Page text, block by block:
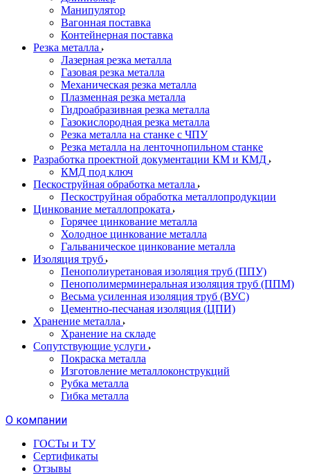
Манипулятор
Вагонная поставка
Контейнерная поставка
Резка металла
Лазерная резка металла
Газовая резка металла
Механическая резка металла
Плазменная резка металла
Гидроабразивная резка металла
Газокислородная резка металла
Резка металла на станке с ЧПУ
Резка металла на ленточнопильном станке
Разработка проектной документации КМ и КМД
КМД под ключ
Пескоструйная обработка металла
Пескоструйная обработка металлопродукции
Цинкование металлопроката
Горячее цинкование металла
Холодное цинкование металла
Гальваническое цинкование металла
Изоляция труб
Пенополиуретановая изоляция труб (ППУ)
Пенополимерминеральная изоляция труб (ППМ)
Весьма усиленная изоляция труб (ВУС)
Цементно-песчаная изоляция (ЦПИ)
Хранение металла
Хранение на складе
Сопутствующие услуги
Покраска металла
Изготовление металлоконструкций
Рубка металла
Гибка металла
О компании
ГОСТы и ТУ
Сертификаты
Отзывы